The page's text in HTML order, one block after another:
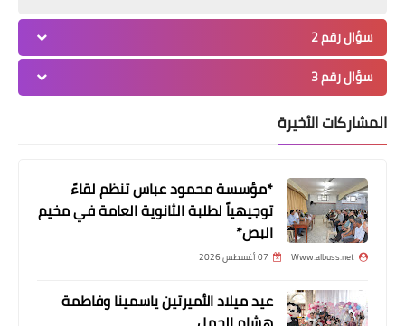
سؤال رقم 2
سؤال رقم 3
المشاركات الأخيرة
*مؤسسة محمود عباس تنظم لقاءً
توجيهياً لطلبة الثانوية العامة في مخيم
البص*
Www.albuss.net 07 أغسطس 2026
عيد ميلاد الأميرتين ياسمينا وفاطمة